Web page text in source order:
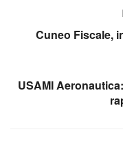
Cuneo Fiscale,
USAMI